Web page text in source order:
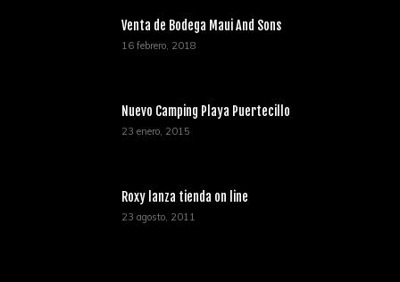
Venta de Bodega Maui And Sons
16 febrero, 2018
Nuevo Camping Playa Puertecillo
23 enero, 2015
Roxy lanza tienda on line
23 agosto, 2011